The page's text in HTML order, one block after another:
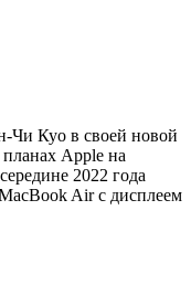
Чи Куо в своей новой
планах Apple на
2022 года
Air с дисплеем